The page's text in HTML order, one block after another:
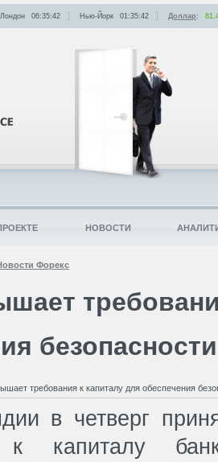
Форекс
безопасности
в четверг
к капиталу
Лондон 06:35:42 Нью-Йорк 01:35:42 Доллар:
НОВОСТИ